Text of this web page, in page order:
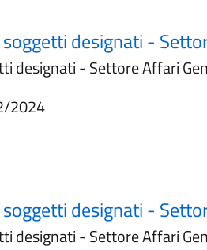
designati -
designati - Settore Affari
2024
designati -
designati - Settore Affari